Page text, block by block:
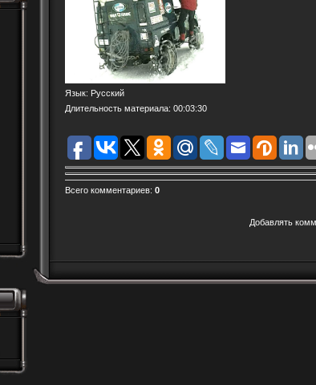
Язык: Русский
Длительность материала: 00:03:30
Всего комментариев: 0
Добавлять